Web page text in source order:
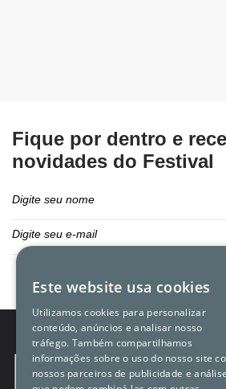
Fique por dentro e
novidades do Festival
Política de direitos e privacidade
Este website usa cookies
Utilizamos cookies para personalizar
conteúdo, anúncios e analisar nosso
tráfego. Também compartilhamos
informações sobre o uso do nosso site
nossos parceiros de publicidade e